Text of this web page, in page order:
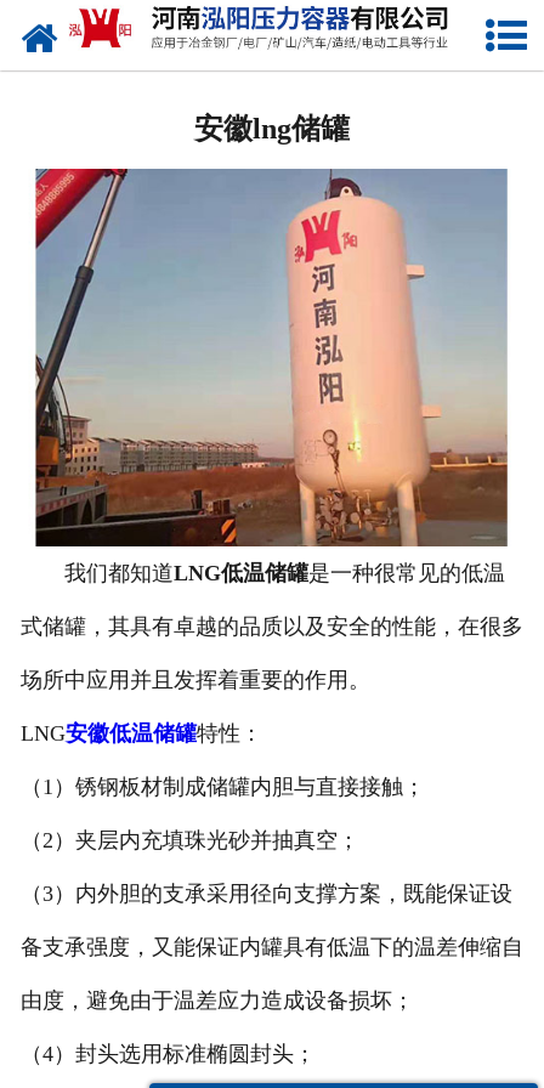
网站首页
安徽液化气储罐
安徽空气储罐
安徽储油罐
安徽缓冲罐
安徽分离容器
安徽塔器
安徽换热容器
安徽lng储罐
我们都知道LNG低温储罐是一种很常见的低温
式储罐，其具有卓越的品质以及安全的性能，在很多
场所中应用并且发挥着重要的作用。
LNG安徽低温储罐特性：
（1）锈钢板材制成储罐内胆与直接接触；
（2）夹层内充填珠光砂并抽真空；
（3）内外胆的支承采用径向支撑方案，既能保证设
备支承强度，又能保证内罐具有低温下的温差伸缩自
由度，避免由于温差应力造成设备损坏；
（4）封头选用标准椭圆封头；